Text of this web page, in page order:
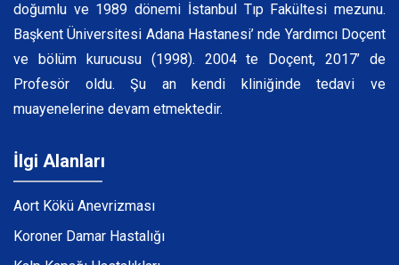
doğumlu ve 1989 dönemi İstanbul Tıp Fakültesi mezunu.
Başkent Üniversitesi Adana Hastanesi’ nde Yardımcı Doçent
ve bölüm kurucusu (1998). 2004 te Doçent, 2017’ de
Profesör oldu. Şu an kendi kliniğinde tedavi ve
muayenelerine devam etmektedir.
İlgi Alanları
Aort Kökü Anevrizması
Koroner Damar Hastalığı